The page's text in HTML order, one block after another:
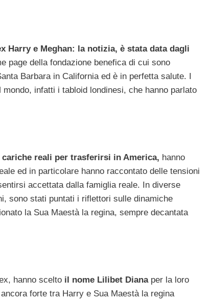
Harry e Meghan: la notizia, è stata data dagli
page della fondazione benefica di cui sono
Barbara in California ed è in perfetta salute. I
infatti i tabloid londinesi, che hanno parlato
reali per trasferirsi in America, hanno
ed in particolare hanno raccontato delle tensioni
accettata dalla famiglia reale. In diverse
sono stati puntati i riflettori sulle dinamiche
la Sua Maestà la regina, sempre decantata
hanno scelto il nome Lilibet Dianaper la loro
forte tra Harry e Sua Maestà la regina